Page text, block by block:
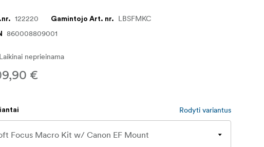
122220 Gamintojo Art. nr. LBSFMKC
860008809001
Laikinai neprieinama
€
Rodyti variantus